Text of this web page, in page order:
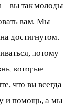
– вы так молоды
вам. Мы
достигнутом.
потому
которые
что вы всегда
и помощь, а мы